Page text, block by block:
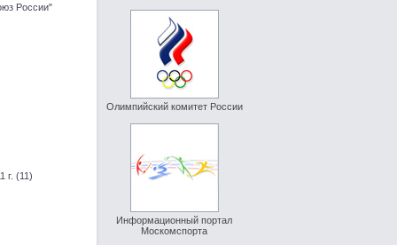
России"
г. (11)
Олимпийский комитет России
Информационный портал
Москомспорта